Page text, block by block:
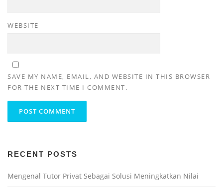
WEBSITE
SAVE MY NAME, EMAIL, AND WEBSITE IN THIS BROWSER
FOR THE NEXT TIME I COMMENT.
RECENT POSTS
Mengenal Tutor Privat Sebagai Solusi Meningkatkan Nilai